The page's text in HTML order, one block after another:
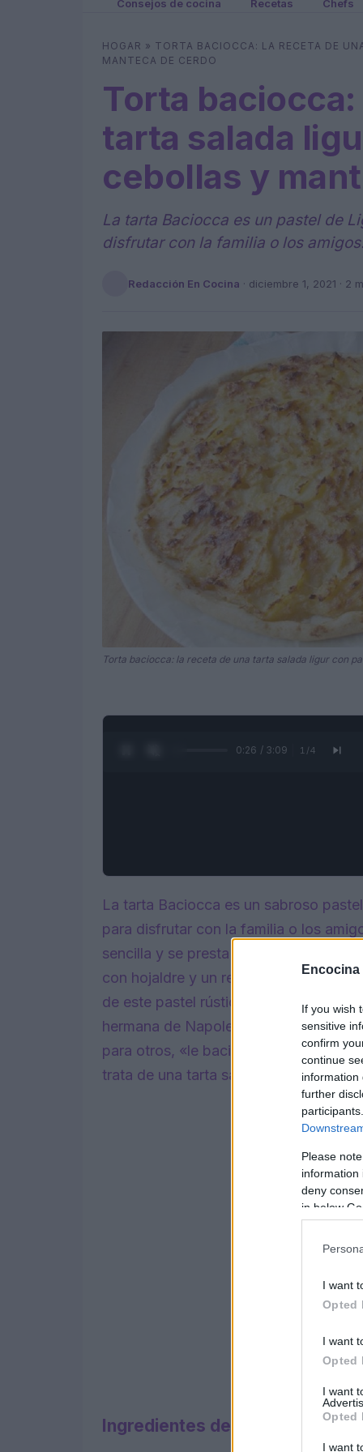
Encocina
If you wish
sensitive
confirm
continue
information
further
Please
information
deny
in below
I want
Opted
I want
Opted
I want
Opted
I want
Consejos de cocina Recetas Chefs
HOGAR » TORTA BACIOCCA: LA RECETA DE
MANTECA DE CERDO
Torta
tarta salada
cebollas y
La tarta Baciocca es un pastel de
disfrutar con la familia o los amigos.
Redacción En Cocina · diciembre 1, 2021 · 2
Torta baciocca: la receta de una tarta salada ligur con
0:27 / 3:09 1 /4
La tarta Baciocca es un sabroso
para disfrutar con la familia o los
sencilla y se presta a diversas
con hojaldre y un relleno de patatas,
de este pastel rústico no tiene un
hermana de Napoleón Bonaparte,
para otros, «le baciocche» eran las
trata de una tarta salada realmente
Ingredientes de la tarta